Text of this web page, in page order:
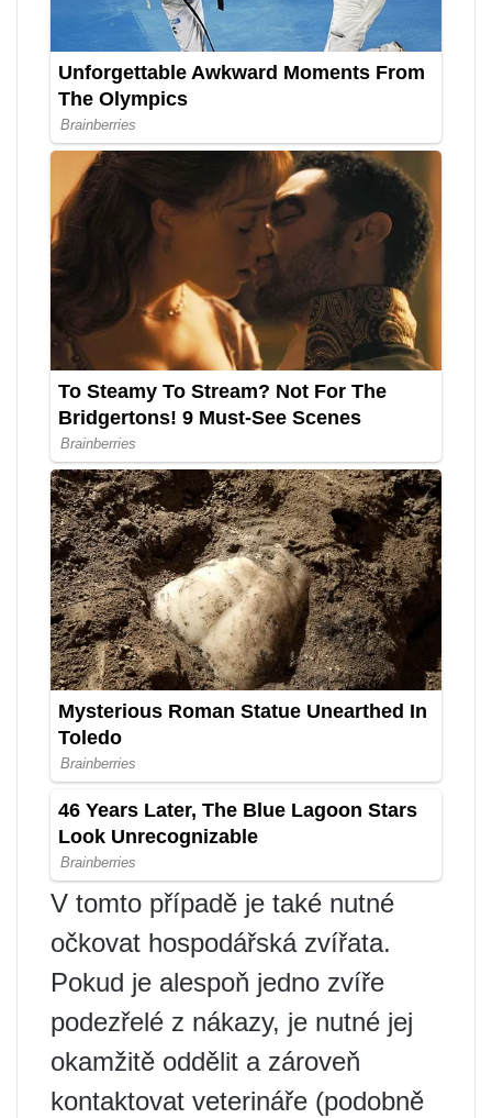
V tomto případě je také nutné
očkovat hospodářská zvířata.
Pokud je alespoň jedno zvíře
podezřelé z nákazy, je nutné jej
okamžitě oddělit a zároveň
kontaktovat veterináře (podobně